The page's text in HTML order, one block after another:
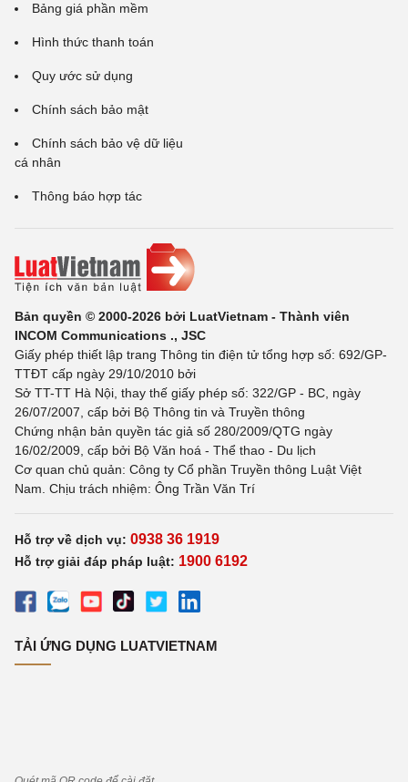
Bảng giá phần mềm
Hình thức thanh toán
Quy ước sử dụng
Chính sách bảo mật
Chính sách bảo vệ dữ liệu
cá nhân
Thông báo hợp tác
Bản quyền © 2000-2026 bởi LuatVietnam - Thành viên
INCOM Communications ., JSC
Giấy phép thiết lập trang Thông tin điện tử tổng hợp số: 692/GP-
TTĐT cấp ngày 29/10/2010 bởi
Sở TT-TT Hà Nội, thay thế giấy phép số: 322/GP - BC, ngày
26/07/2007, cấp bởi Bộ Thông tin và Truyền thông
Chứng nhận bản quyền tác giả số 280/2009/QTG ngày
16/02/2009, cấp bởi Bộ Văn hoá - Thể thao - Du lịch
Cơ quan chủ quản: Công ty Cổ phần Truyền thông Luật Việt
Nam. Chịu trách nhiệm: Ông Trần Văn Trí
Hỗ trợ về dịch vụ: 0938 36 1919
Hỗ trợ giải đáp pháp luật: 1900 6192
TẢI ỨNG DỤNG LUATVIETNAM